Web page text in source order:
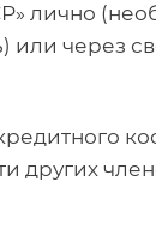
лично
через
других